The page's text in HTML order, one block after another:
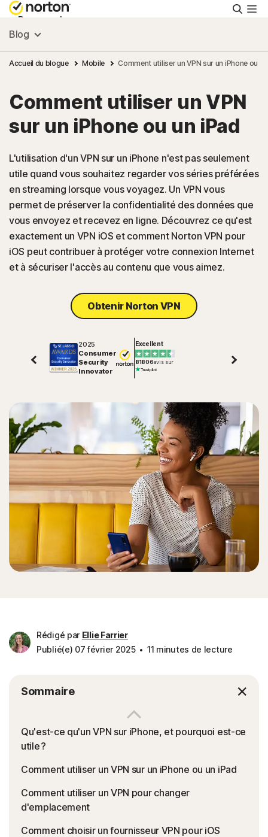
Personnel
Small Business
Ressources
Support
Essayer gratuitement
France
Connexion
Blog
Accueil du blogue Mobile Comment utiliser un VPN sur un iPhone ou
Comment utiliser un VPN
sur un iPhone ou un iPad
L'utilisation d'un VPN sur un iPhone n'est pas seulement
utile quand vous souhaitez regarder vos séries préférées
en streaming lorsque vous voyagez. Un VPN vous
permet de préserver la confidentialité des données que
vous envoyez et recevez en ligne. Découvrez ce qu'est
exactement un VPN iOS et comment Norton VPN pour
iOS peut contribuer à protéger votre connexion Internet
et à sécuriser l'accès au contenu que vous aimez.
Obtenir Norton VPN
2025
Consumer
Security
Innovator
Excellent
81806avis sur
Rédigé par Ellie Farrier
Publié(e) 07 février 2025
11 minutes de lecture
Sommaire
Qu'est-ce qu'un VPN sur iPhone, et pourquoi est-ce
utile ?
Comment utiliser un VPN sur un iPhone ou un iPad
Comment utiliser un VPN pour changer
d'emplacement
Comment choisir un fournisseur VPN pour iOS